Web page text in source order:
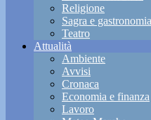
Religione
Sagra e gastronomia
Teatro
Attualità
Ambiente
Avvisi
Cronaca
Economia e finanza
Lavoro